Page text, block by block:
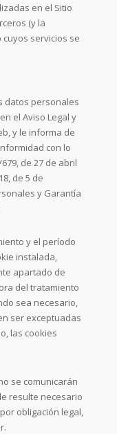
en el Sitio
(y la
servicios se
datos personales
el Aviso Legal y
y le informa de
con lo
de 27 de abril
de 5 de
y Garantía
y el período
instalada,
apartado de
del tratamiento
sea necesario,
ser exceptuadas
las cookies
se comunicarán
resulte necesario
obligación legal,